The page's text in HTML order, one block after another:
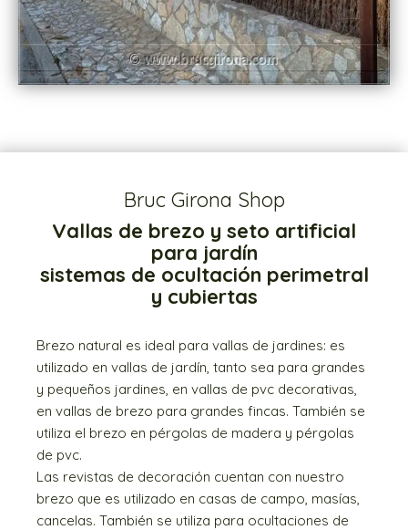
Bruc Girona Shop
Vallas de brezo y seto artificial
para jardín
sistemas de ocultación perimetral
y cubiertas
Brezo natural es ideal para vallas de jardines: es
utilizado en vallas de jardín, tanto sea para grandes
y pequeños jardines, en vallas de pvc decorativas,
en vallas de brezo para grandes fincas. También se
utiliza el brezo en pérgolas de madera y pérgolas
de pvc.
Las revistas de decoración cuentan con nuestro
brezo que es utilizado en casas de campo, masías,
cancelas. También se utiliza para ocultaciones de